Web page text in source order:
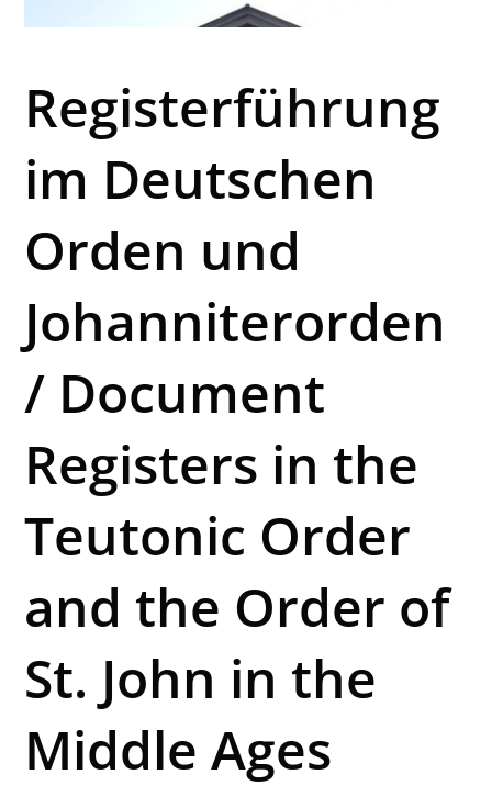
Registerführung
im Deutschen
Orden und
Johanniterorden
/ Document
Registers in the
Teutonic Order
and the Order of
St. John in the
Middle Ages